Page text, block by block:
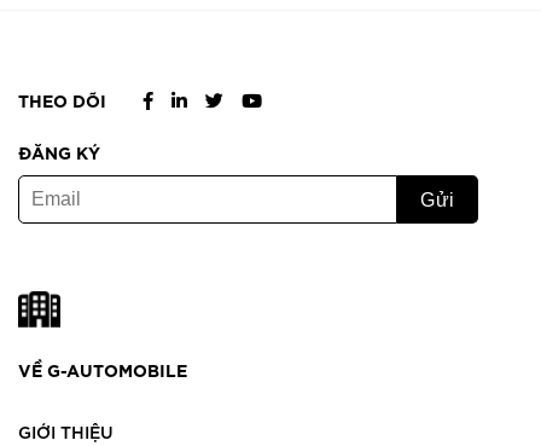
THEO DÕI
ĐĂNG KÝ
VỀ G-AUTOMOBILE
GIỚI THIỆU